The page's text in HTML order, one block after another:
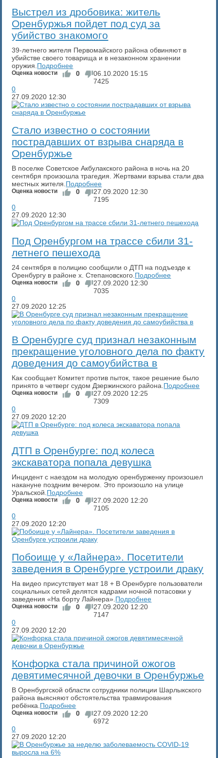
​Выстрел из дробовика: житель
Оренбуржья пойдет под суд за
убийство знакомого
39-летнего жителя Первомайского района обвиняют в
убийстве своего товарища и в незаконном хранении
оружия. Подробнее
Оценка новости 0 06.10.2020 15:15
7425
0
27.09.2020 12:30
​Стало известно о состоянии
пострадавших от взрыва снаряда в
Оренбуржье
В поселке Советское Акбулакского района в ночь на 20
сентября произошла трагедия. Жертвами взрыва стали два
местных жителя.Подробнее
Оценка новости 0 27.09.2020 12:30
7195
0
27.09.2020 12:30
Под Оренбургом на трассе сбили 31-
летнего пешехода
24 сентября в полицию сообщили о ДТП на подъезде к
Оренбургу в районе х. Степановского. Подробнее
Оценка новости 0 27.09.2020 12:30
7035
0
27.09.2020 12:25
​В Оренбурге суд признал незаконным
прекращение уголовного дела по факту
доведения до самоубийства в
Как сообщает Комитет против пыток, такое решение было
принято в четверг судом Дзержинского района.Подробнее
Оценка новости 0 27.09.2020 12:25
7309
0
27.09.2020 12:20
​ДТП в Оренбурге: под колеса
экскаватора попала девушка
Инцидент с наездом на молодую оренбурженку произошел
накануне поздним вечером. Это произошло на улице
Уральской. Подробнее
Оценка новости 0 27.09.2020 12:20
7105
0
27.09.2020 12:20
Побоище у «Лайнера». Посетители
заведения в Оренбурге устроили драку
На видео присутствует мат 18 + В Оренбурге пользователи
социальных сетей делятся кадрами ночной потасовки у
заведения «На борту Лайнера». Подробнее
Оценка новости 0 27.09.2020 12:20
7147
0
27.09.2020 12:20
​Конфорка стала причиной ожогов
девятимесячной девочки в Оренбуржье
В Оренбургской области сотрудники полиции Шарлыкского
района выясняют обстоятельства травмирования
ребёнка.Подробнее
Оценка новости 0 27.09.2020 12:20
6972
0
27.09.2020 12:20